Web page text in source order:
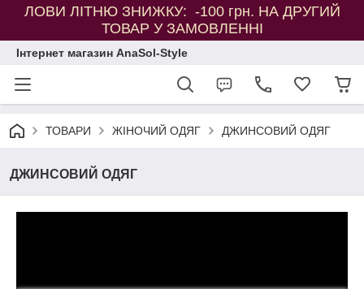
ЛОВИ ЛІТНЮ ЗНИЖКУ: -100 грн. НА ДРУГИЙ
ТОВАР У ЗАМОВЛЕННІ
Інтернет магазин AnaSol-Style
ТОВАРИ ЖІНОЧИЙ ОДЯГ ДЖИНСОВИЙ ОДЯГ
ДЖИНСОВИЙ ОДЯГ